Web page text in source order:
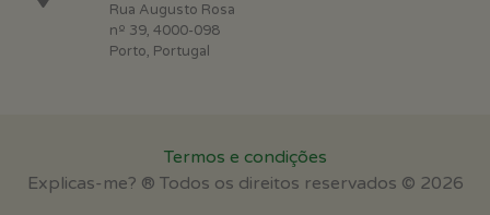
Rua Augusto Rosa
nº 39, 4000-098
Porto, Portugal
Termos e condições
Explicas-me? ® Todos os direitos reservados © 2026